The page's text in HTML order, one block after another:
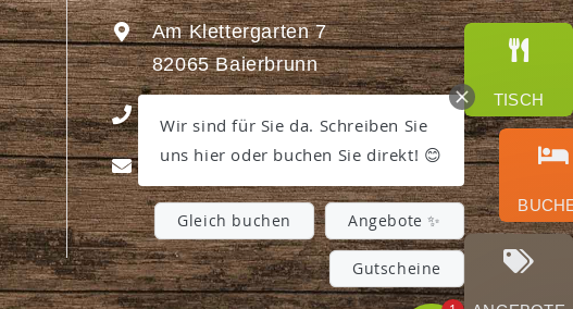
Am Klettergarten 7
82065 Baierbrunn
+49 (0) 89-7448840
info@hotelbuchenhain.de
TISCH
BUCHEN
Wir sind für Sie da. Schreiben Sie
uns hier oder buchen Sie direkt! 😊
Gleich buchen Angebote ✨
Gutscheine